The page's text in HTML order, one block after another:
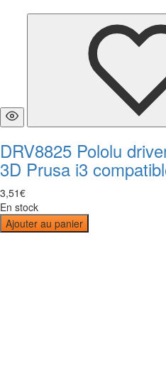
DRV8825 Pololu
3D Prusa i3
3,51€
En stock
Ajouter au panier